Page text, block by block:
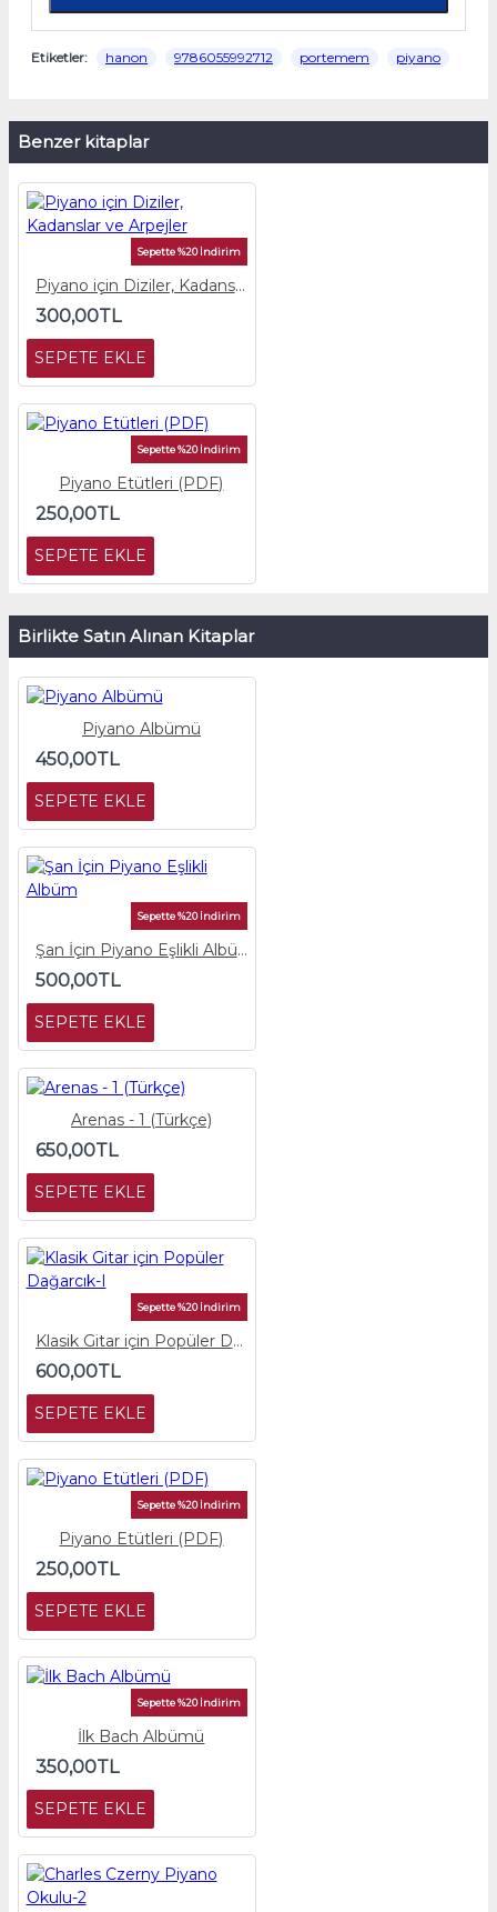
Etiketler: hanon 9786055992712 portemem piyano
Benzer kitaplar
Sepette %20 İndirim
Piyano için Diziler, Kadanslar ve Arpejler
300,00TL
SEPETE EKLE
Sepette %20 İndirim
Piyano Etütleri (PDF)
250,00TL
SEPETE EKLE
Birlikte Satın Alınan Kitaplar
Piyano Albümü
450,00TL
SEPETE EKLE
Sepette %20 İndirim
Şan İçin Piyano Eşlikli Albüm
500,00TL
SEPETE EKLE
Arenas - 1 (Türkçe)
650,00TL
SEPETE EKLE
Sepette %20 İndirim
Klasik Gitar için Popüler Dağarcık-I
600,00TL
SEPETE EKLE
Sepette %20 İndirim
Piyano Etütleri (PDF)
250,00TL
SEPETE EKLE
Sepette %20 İndirim
İlk Bach Albümü
350,00TL
SEPETE EKLE